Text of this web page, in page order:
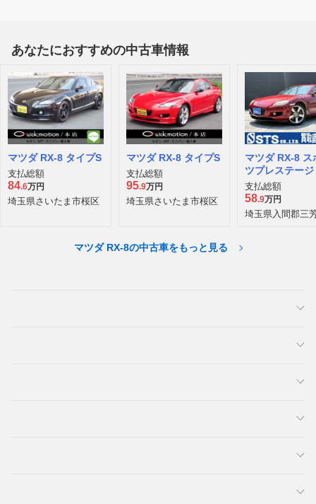
あなたにおすすめの中古車情報
マツダ RX-8 タイプS
支払総額
84.6万円
埼玉県さいたま市桜区
マツダ RX-8 タイプS
支払総額
95.9万円
埼玉県さいたま市桜区
マツダ RX-8 ス
ツプレステー
テッドII タイプ
支払総額
58.9万円
埼玉県入間郡三
マツダ RX-8の中古車をもっと見る